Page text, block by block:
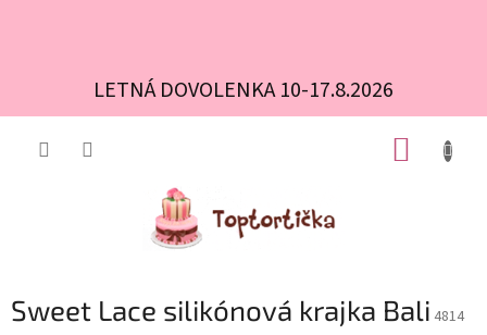
LETNÁ DOVOLENKA 10-17.8.2026
Sweet Lace silikónová krajka Bali 4814